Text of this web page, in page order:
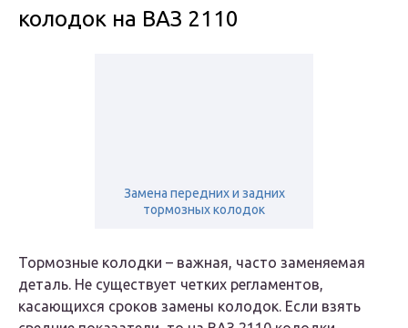
колодок на ВАЗ 2110
Замена передних и задних
тормозных колодок
Тормозные колодки – важная, часто заменяемая
деталь. Не существует четких регламентов,
касающихся сроков замены колодок. Если взять